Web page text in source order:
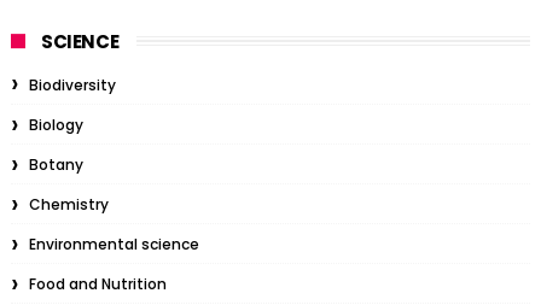
SCIENCE
Biodiversity
Biology
Botany
Chemistry
Environmental science
Food and Nutrition